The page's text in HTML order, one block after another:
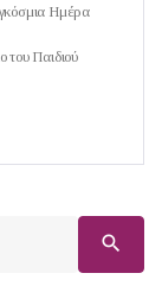
Ημέρα
του Παιδιού
search